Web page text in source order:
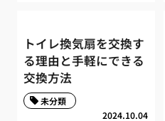
トイレ換気扇を交換す
る理由と手軽にできる
交換方法
2024.10.04
未分類